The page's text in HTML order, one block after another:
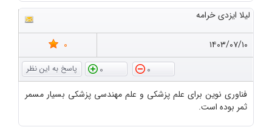
لیلا ایزدی خرامه
۱۴۰۳/۰۷/۱۰
0
0
0
فناوری نوین برای علم پزشکی و علم مهندسی پزشکی بسیار مسمر
ثمر بوده است.